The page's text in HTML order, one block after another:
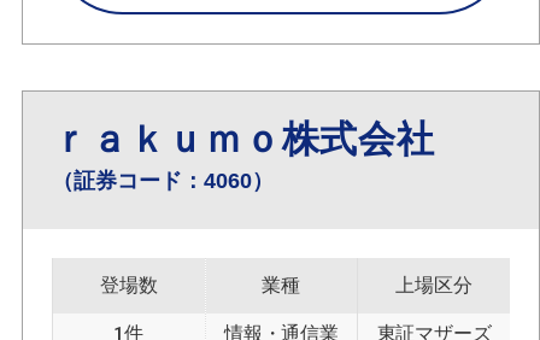
ｒａｋｕｍｏ株式会社
（証券コード：4060）
登場数
1件
業種
情報・通信業
上場区分
東証マザーズ